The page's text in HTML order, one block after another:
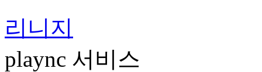
리니지
plaync 서비스